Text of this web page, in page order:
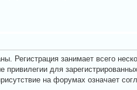
Регистрация занимает всего
для
на форумах означает